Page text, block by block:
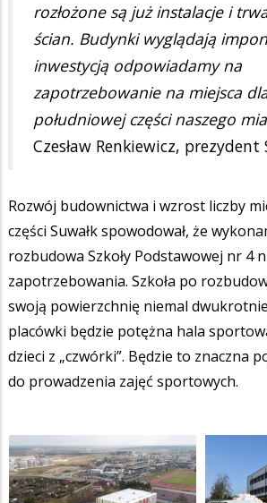
rozłożone są już instalacje i
ścian. Budynki wyglądają
inwestycją odpowiadamy na
zapotrzebowanie na miejsca
południowej części naszego
Czesław Renkiewicz, prezydent
Rozwój budownictwa i wzrost liczby
części Suwałk spowodował, że
rozbudowa Szkoły Podstawowej nr 4
zapotrzebowania. Szkoła po
swoją powierzchnię niemal
placówki będzie potężna hala
dzieci z „czwórki”. Będzie to znaczna
do prowadzenia zajęć sportowych.